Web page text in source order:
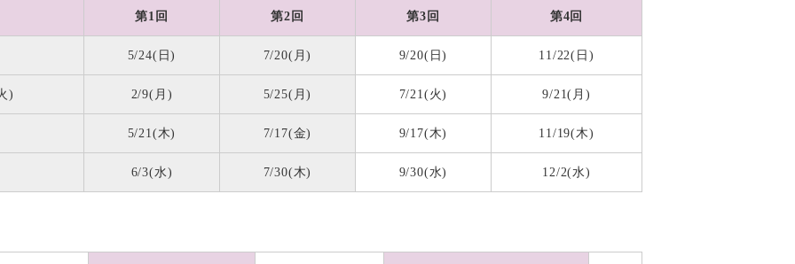
第1回 第2回 第3回 第4回
5/24(日) 7/20(月) 9/20(日) 11/22(日)
) 2/9(月) 5/25(月) 7/21(火) 9/21(月)
5/21(木) 7/17(金) 9/17(木) 11/19(木)
6/3(水) 7/30(木) 9/30(水) 12/2(水)